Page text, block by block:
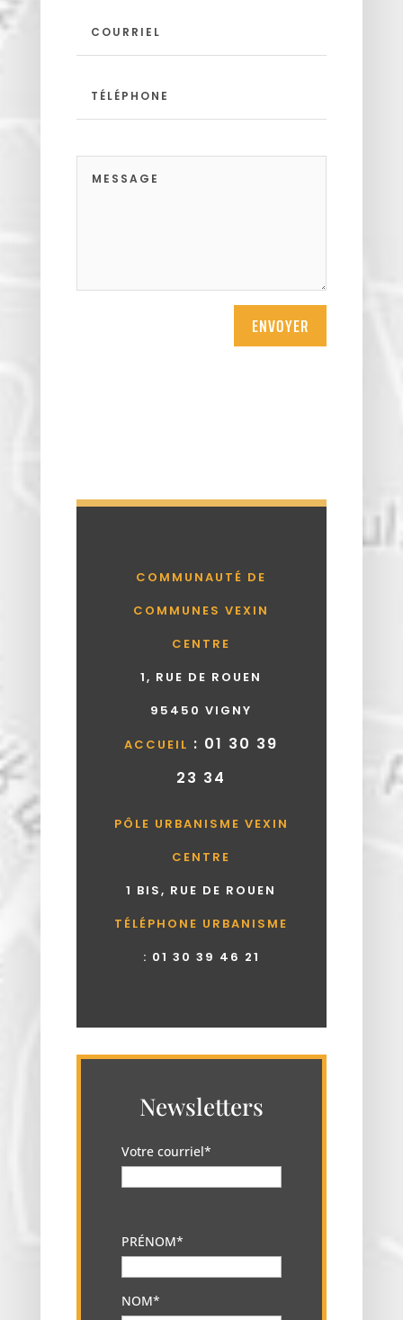
ENVOYER
COMMUNAUTÉ DE
COMMUNES VEXIN
CENTRE
1, RUE DE ROUEN
95450 VIGNY
ACCUEIL : 01 30 39
23 34
PÔLE URBANISME VEXIN
CENTRE
1 BIS, RUE DE ROUEN
TÉLÉPHONE URBANISME
: 01 30 39 46 21
Newsletters
Votre courriel*
PRÉNOM*
NOM*